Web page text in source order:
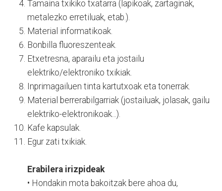
Tamaina txikiko txatarra (lapikoak, zartaginak,
metalezko erretiluak, etab.).
Material informatikoak.
Bonbilla fluoreszenteak.
Etxetresna, aparailu eta jostailu
elektriko/elektroniko txikiak.
Inprimagailuen tinta kartutxoak eta tonerrak.
Material berrerabilgarriak (jostailuak, jolasak, gailu
elektriko-elektronikoak...).
Kafe kapsulak.
Egur zati txikiak.
Erabilera irizpideak
• Hondakin mota bakoitzak bere ahoa du,